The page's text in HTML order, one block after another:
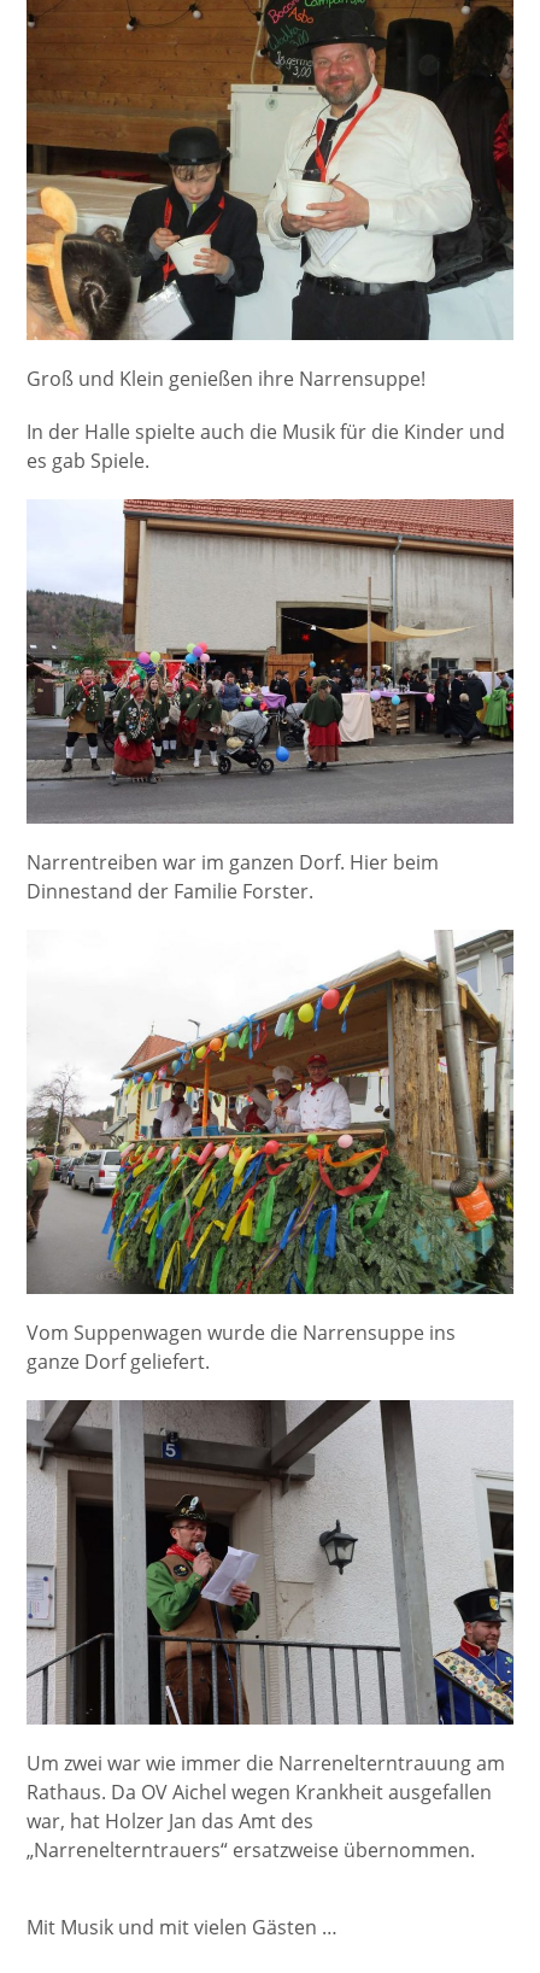
Groß und Klein genießen ihre Narrensuppe!
In der Halle spielte auch die Musik für die Kinder und
es gab Spiele.
Narrentreiben war im ganzen Dorf. Hier beim
Dinnestand der Familie Forster.
Vom Suppenwagen wurde die Narrensuppe ins
ganze Dorf geliefert.
Um zwei war wie immer die Narrenelterntrauung am
Rathaus. Da OV Aichel wegen Krankheit ausgefallen
war, hat Holzer Jan das Amt des
„Narrenelterntrauers“ ersatzweise übernommen.
Mit Musik und mit vielen Gästen …